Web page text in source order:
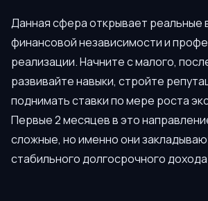
Данная сфера открывает реальные
финансовой независимости и
реализации. Начните с малого,
развивайте навыки, стройте
поднимать ставки по мере роста
Первые 2 месяцев в это
сложные, но именно они
стабильного долгосрочного